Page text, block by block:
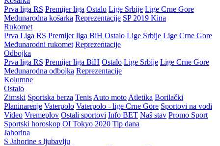
Prva liga RS Premijer liga Ostalo Lige Srbije Lige Crne Gore
Međunarodna košarka Reprezentacije SP 2019 Kina
Rukomet
Prva Liga RS Premijer liga BiH Ostalo Lige Srbije Lige Crne Gore
Međunarodni rukomet Reprezentacije
Odbojka
Prva liga RS Premijer liga BiH Ostalo Lige Srbije Lige Crne Gore
Međunarodna odbojka Reprezentacije
Kolumne
Ostalo
Zimski Sportska berza Tenis Auto moto Atletika Borilački
Planinarenje Vaterpolo Vaterpolo - lige Crne Gore Sportovi na vodi
Video Vremeplov Ostali sportovi Info BET Naš stav Promo Sport
Sportski horoskop OI Tokyo 2020 Tip dana
Jahorina
S Jahorine s ljubavlju